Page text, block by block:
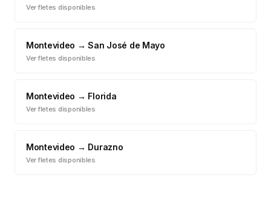
Ver fletes disponibles
Montevideo →San José de Mayo
Ver fletes disponibles
Montevideo → Florida
Ver fletes disponibles
Montevideo → Durazno
Ver fletes disponibles